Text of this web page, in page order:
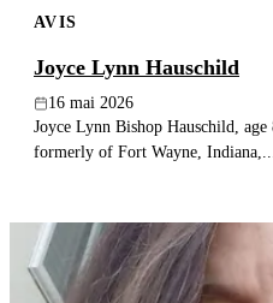
AVIS
Joyce Lynn Hauschild
16 mai 2026
Joyce Lynn Bishop Hauschild,
formerly of Fort Wayne,